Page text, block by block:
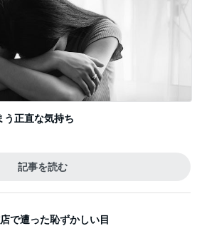
う正直な気持ち
記事を読む
で遭った恥ずかしい目